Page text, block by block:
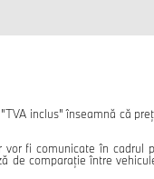
inclus" înseamnă că
fi comunicate în cadrul
de comparație între